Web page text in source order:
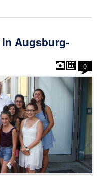
Augsburg-
0